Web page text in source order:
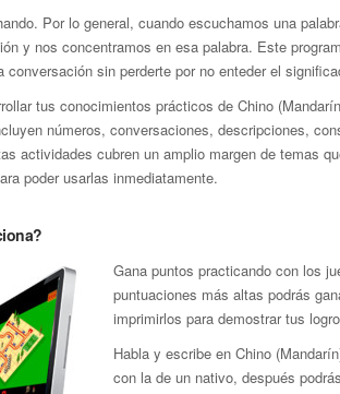
Por lo general, cuando escuchamos una
y nos concentramos en esa palabra. Este
conversación sin perderte por no enteder el
tus conocimientos prácticos de Chino
números, conversaciones, descripciones,
actividades cubren un amplio margen de temas
poder usarlas inmediatamente.
Gana puntos practicando con los
puntuaciones más altas podrás
imprimirlos para demostrar tus
Habla y escribe en Chino
con la de un nativo, después